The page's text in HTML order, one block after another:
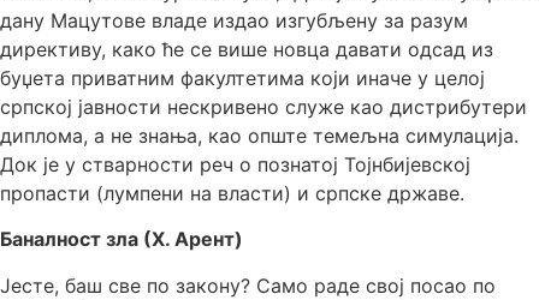
дану Мацутове владе издао изгубљену за разум
директиву, како ће се више новца давати одсад из
буџета приватним факултетима који иначе у целој
српској јавности нескривено служе као дистрибутери
диплома, а не знања, као опште темељна симулација.
Док је у стварности реч о познатој Тојнбијевској
пропасти (лумпени на власти) и српске државе.
Баналност зла (Х. Арент)
Јесте, баш све по закону? Само раде свој посао по